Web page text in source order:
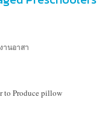
านอาสา
Produce pillow